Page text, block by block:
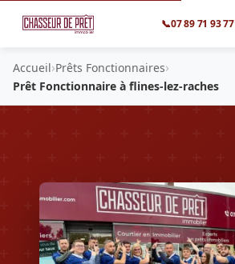
📞07 89 71 93 77
Accueil›Prêts Fonctionnaires›
Prêt Fonctionnaire à flines-lez-raches